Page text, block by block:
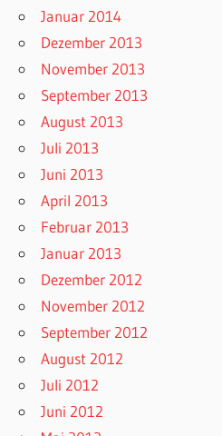
Januar 2014
Dezember 2013
November 2013
September 2013
August 2013
Juli 2013
Juni 2013
April 2013
Februar 2013
Januar 2013
Dezember 2012
November 2012
September 2012
August 2012
Juli 2012
Juni 2012